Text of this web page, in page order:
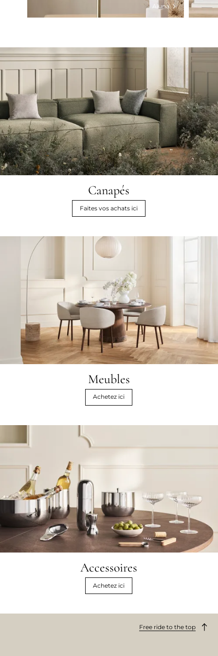
Aluna
Canapés
Faites vos achats ici
Meubles
Achetez ici
Accessoires
Achetez ici
Free ride to the top